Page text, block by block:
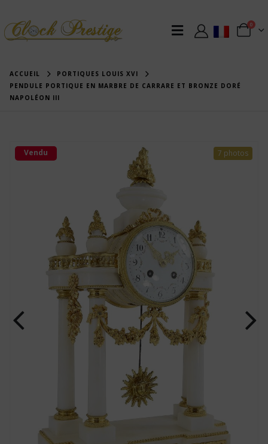
0
ACCUEIL
PORTIQUES LOUIS XVI
PENDULE PORTIQUE EN MARBRE DE CARRARE ET BRONZE DORÉ
NAPOLÉON III
7 photos
Vendu